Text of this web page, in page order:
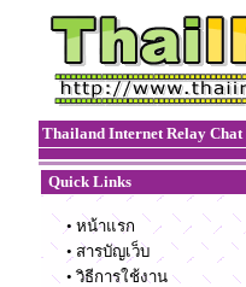
Thailand Internet Relay Chat
Quick Links
• หน้าแรก
• สารบัญเว็บ
• วิธีการใช้งาน